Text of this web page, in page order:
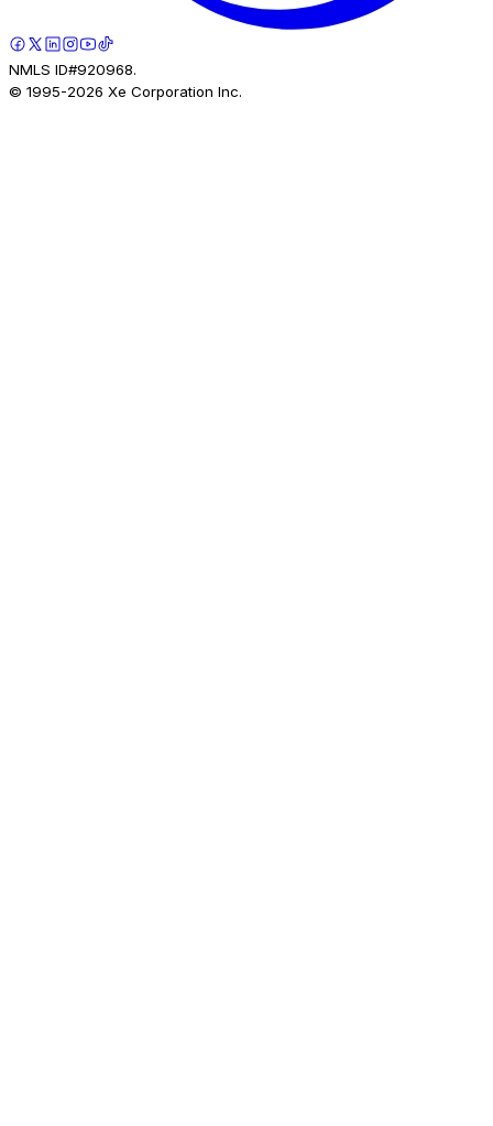
NMLS ID#920968.
© 1995-2026 Xe Corporation Inc.